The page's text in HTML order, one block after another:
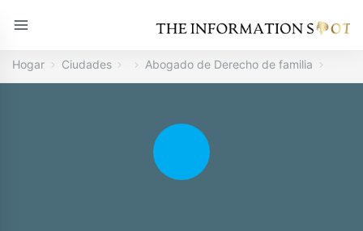
Hogar Ciudades Abogado de Derecho de familia